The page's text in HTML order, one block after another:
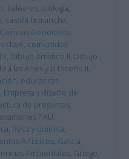
, baleares, biología,
, castilla-la mancha,
Ciencias Generales,
clave, comunidad
II, Dibujo Artístico II, Dibujo
a las Artes y al Diseño II,
, educación
, Empresa y diseño de
de preguntas,
exámenes PAU,
, fisica y quimica,
Artísticos, Galicia,
Ambientales, Griego,